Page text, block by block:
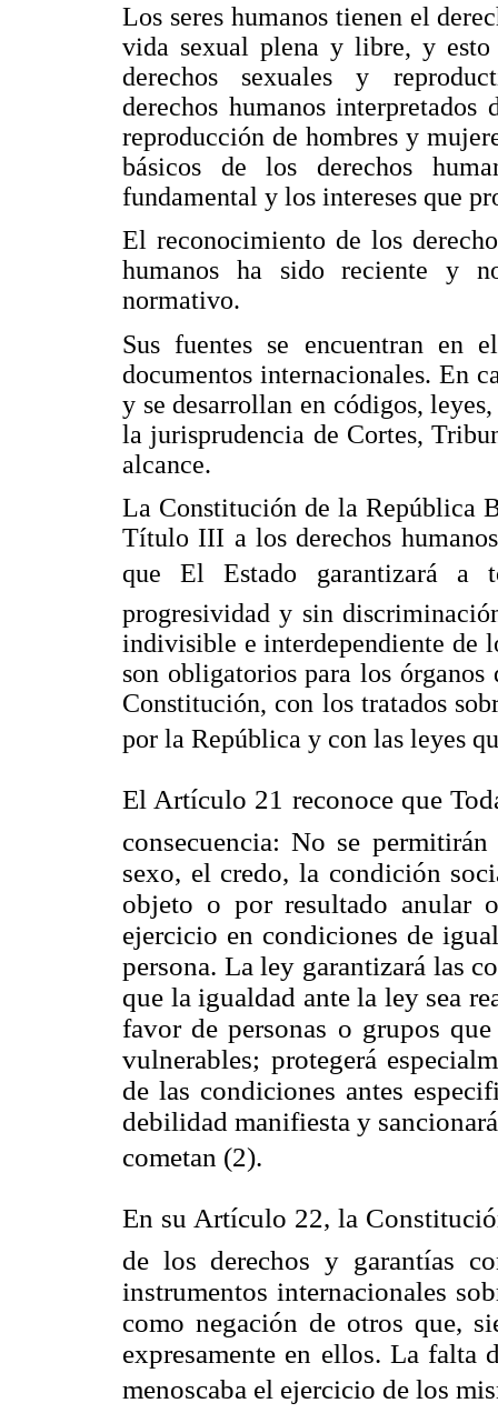
Los seres humanos tienen el
vida sexual plena y libre, y
derechos sexuales y
derechos humanos
reproducción de hombres y
básicos de los derechos
fundamental y los intereses que
El reconocimiento de los
humanos ha sido reciente y
normativo.
Sus fuentes se encuentran en
documentos internacionales. En
y se desarrollan en códigos,
la jurisprudencia de Cortes,
alcance.
La Constitución de la República
Título III a los derechos
que El Estado garantizará a
progresividad y sin
indivisible e interdependiente de
son obligatorios para los
Constitución, con los tratados
por la República y con las leyes
El Artículo 21 reconoce que
consecuencia: No se
sexo, el credo, la condición
objeto o por resultado anular
ejercicio en condiciones de
persona. La ley garantizará las
que la igualdad ante la ley sea
favor de personas o grupos
vulnerables; protegerá
de las condiciones antes
debilidad manifiesta y
cometan (2).
En su Artículo 22, la
de los derechos y garantías
instrumentos internacionales
como negación de otros que,
expresamente en ellos. La falta
menoscaba el ejercicio de los